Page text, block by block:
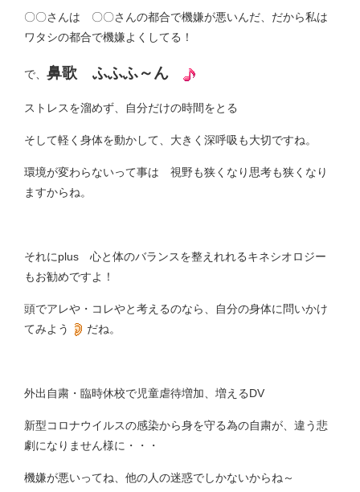
〇〇さんは 〇〇さんの都合で機嫌が悪いんだ、だから私は
ワタシの都合で機嫌よくしてる！
で、 鼻歌 ふふふ～ん
ストレスを溜めず、自分だけの時間をとる
そして軽く身体を動かして、大きく深呼吸も大切ですね。
環境が変わらないって事は 視野も狭くなり思考も狭くなり
ますからね。
それにplus 心と体のバランスを整えれれるキネシオロジー
もお勧めですよ！
頭でアレや・コレやと考えるのなら、自分の身体に問いかけ
てみよう
だね。
外出自粛・臨時休校で児童虐待増加、増えるDV
新型コロナウイルスの感染から身を守る為の自粛が、違う悲
劇になりません様に・・・
機嫌が悪いってね、他の人の迷惑でしかないからね～